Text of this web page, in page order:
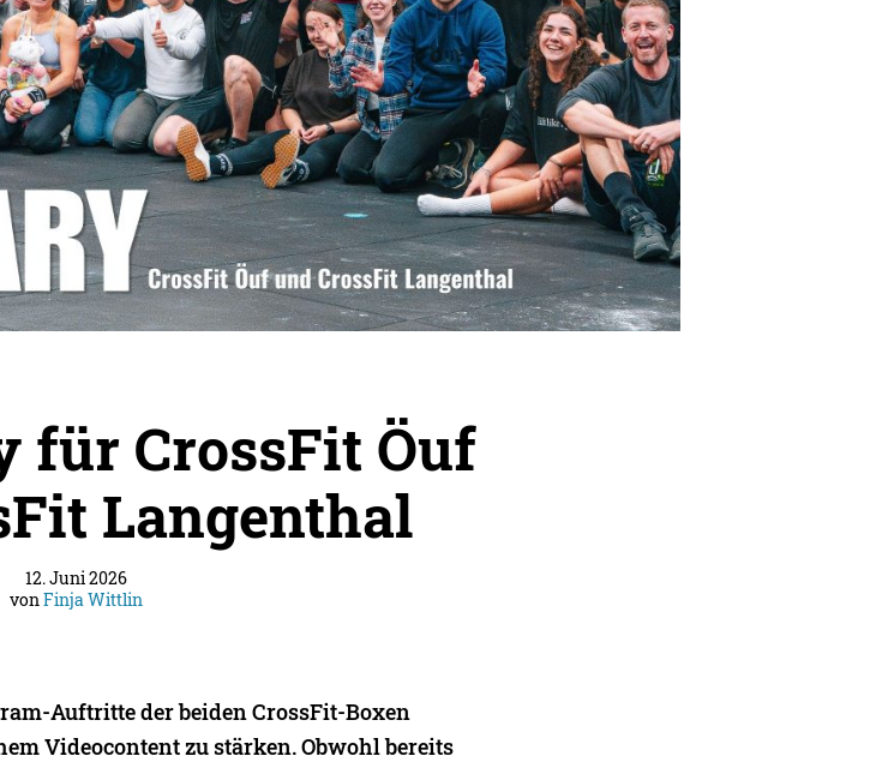
für CrossFit Öuf
Langenthal
12. Juni 2026
vonFinja Wittlin
Auftritte der beiden CrossFit-Boxen
Videocontent zu stärken. Obwohl bereits